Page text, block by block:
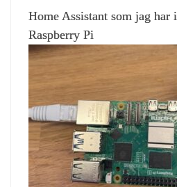
Home Assistant som jag har
Raspberry Pi